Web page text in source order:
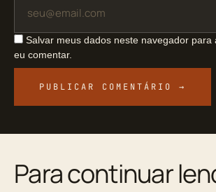
Salvar meus dados neste navegador para
eu comentar.
Para continuar